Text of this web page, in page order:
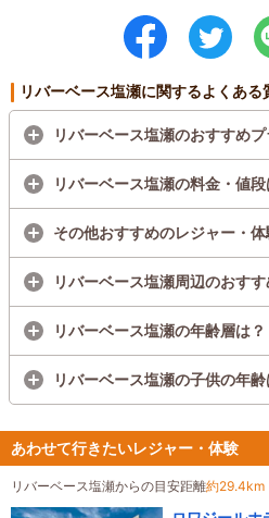
2025年6月11日
リバーベース塩瀬に関するよくある
リバーベース塩瀬のおすすめ
リバーベース塩瀬の料金・値段
その他おすすめのレジャー・体
リバーベース塩瀬周辺のおす
リバーベース塩瀬の年齢層は？
リバーベース塩瀬の子供の年
あわせて行きたいレジャー・体験
リバーベース塩瀬からの目安距離約29.4km